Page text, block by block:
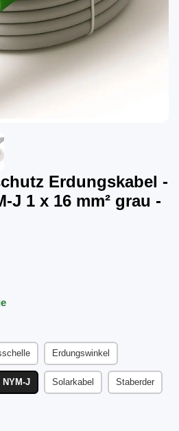
Erdungskabel -
J 1 x 16 mm² grau -
Erdungswinkel
NYM-J Solarkabel Staberder